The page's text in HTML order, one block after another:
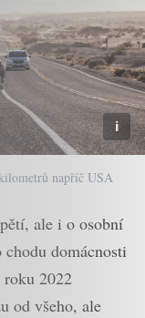
napříč USA
ale i o osobní
domácnosti
2022
od všeho, ale